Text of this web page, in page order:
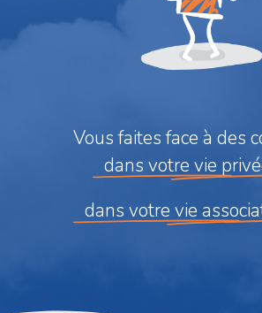
Vousfaitesface à des
dans votre vie
dans votre vie